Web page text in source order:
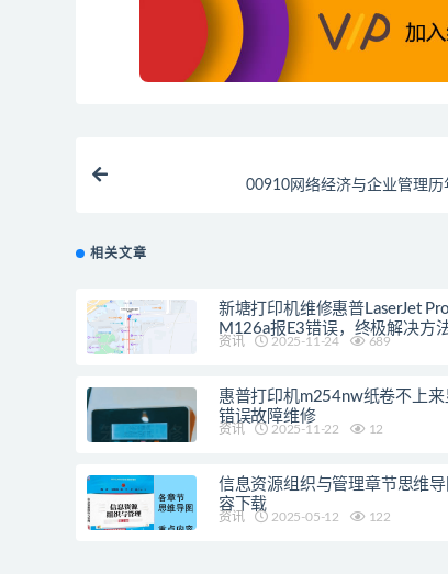
00910网络经济与企业管理历
相关文章
新塘打印机维修惠普LaserJet
M126a报E3错误，终极解决方
资讯 2025-11-24 689
惠普打印机m254nw纸卷不上
错误故障维修
资讯 2025-11-22 12
信息资源组织与管理章节思维
容下载
资讯 2025-05-12 122